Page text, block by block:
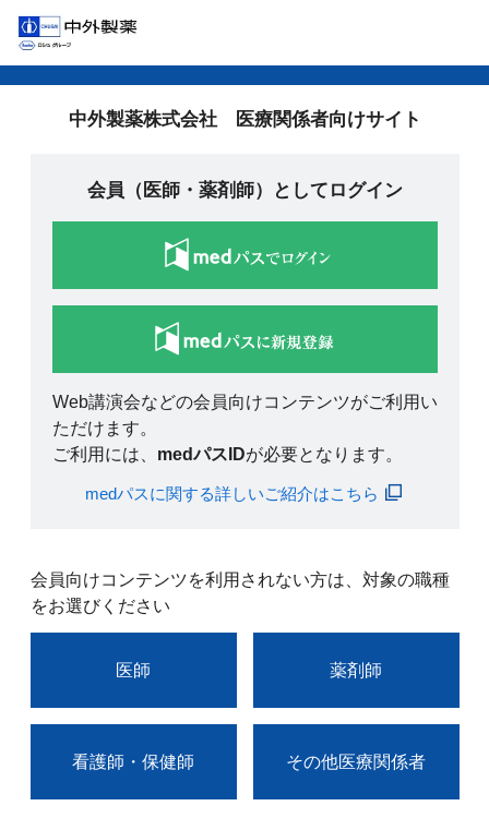
中外製薬株式会社 医療関係者向けサイト
会員（医師・薬剤師）としてログイン
Web講演会などの会員向けコンテンツがご利用い
ただけます。
ご利用には、 medパスIDが必要となります。
medパスに関する詳しいご紹介はこちら
会員向けコンテンツを利用されない方は、対象の職種
をお選びください
医師 薬剤師
看護師・保健師 その他医療関係者